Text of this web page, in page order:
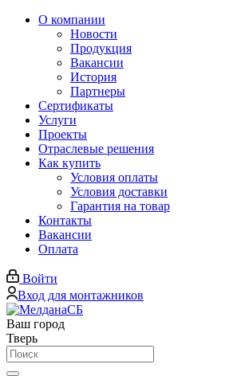
О компании
Новости
Продукция
Вакансии
История
Партнеры
Сертификаты
Услуги
Проекты
Отраслевые решения
Как купить
Условия оплаты
Условия доставки
Гарантия на товар
Контакты
Вакансии
Оплата
Войти
Вход для монтажников
Ваш город
Тверь